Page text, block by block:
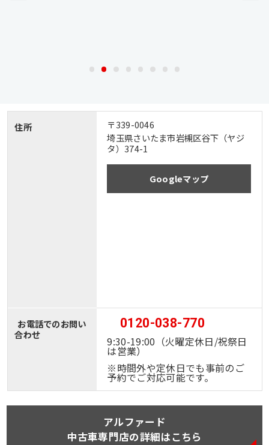
住所
〒339-0046
埼玉県さいたま市岩槻区谷下（ヤジ
タ）374-1
Googleマップ
お電話でのお問い
合わせ
0120-038-770
9:30-19:00（火曜定休日/祝祭日
は営業）
※時間外や定休日でも事前のご
予約でご対応可能です。
アルファード
中古車専門店の詳細はこちら